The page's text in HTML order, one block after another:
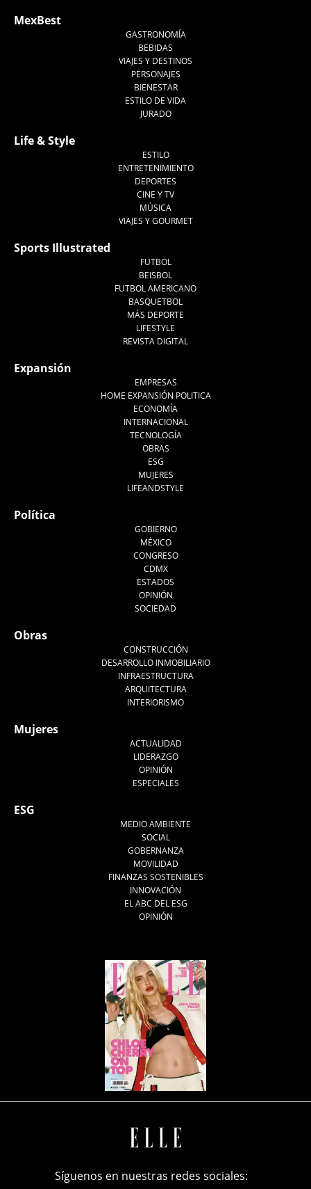
MexBest
GASTRONOMÍA
BEBIDAS
VIAJES Y DESTINOS
PERSONAJES
BIENESTAR
ESTILO DE VIDA
JURADO
Life & Style
ESTILO
ENTRETENIMIENTO
DEPORTES
CINE Y TV
MÚSICA
VIAJES Y GOURMET
Sports Illustrated
FUTBOL
BEISBOL
FUTBOL AMERICANO
BASQUETBOL
MÁS DEPORTE
LIFESTYLE
REVISTA DIGITAL
Expansión
EMPRESAS
HOME EXPANSIÓN POLITICA
ECONOMÍA
INTERNACIONAL
TECNOLOGÍA
OBRAS
ESG
MUJERES
LIFEANDSTYLE
Política
GOBIERNO
MÉXICO
CONGRESO
CDMX
ESTADOS
OPINIÓN
SOCIEDAD
Obras
CONSTRUCCIÓN
DESARROLLO INMOBILIARIO
INFRAESTRUCTURA
ARQUITECTURA
INTERIORISMO
Mujeres
ACTUALIDAD
LIDERAZGO
OPINIÓN
ESPECIALES
ESG
MEDIO AMBIENTE
SOCIAL
GOBERNANZA
MOVILIDAD
FINANZAS SOSTENIBLES
INNOVACIÓN
EL ABC DEL ESG
OPINIÓN
Síguenos en nuestras redes sociales: